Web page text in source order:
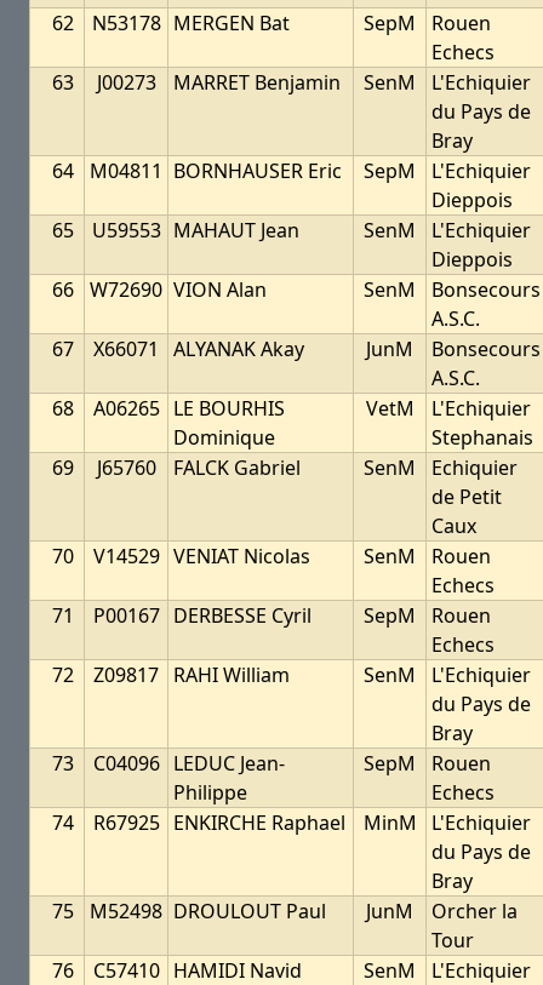
62
N53178 MERGEN Bat SepM
Rouen
Echecs
63
J00273 MARRET Benjamin SenM
L'Echiquier
du Pays de
Bray
64
M04811 BORNHAUSER Eric SepM
L'Echiquier
Dieppois
65
U59553 MAHAUT Jean SenM
L'Echiquier
Dieppois
66 W72690 VION Alan SenM
Bonsecours
A.S.C.
67
X66071 ALYANAK Akay JunM
Bonsecours
A.S.C.
68
A06265 LE BOURHIS
Dominique
VetM
L'Echiquier
Stephanais
69
J65760 FALCK Gabriel SenM
Echiquier
de Petit
Caux
70
V14529 VENIAT Nicolas SenM
Rouen
Echecs
71
P00167 DERBESSE Cyril SepM
Rouen
Echecs
72
Z09817 RAHI William SenM
L'Echiquier
du Pays de
Bray
73
C04096 LEDUC Jean-
Philippe
SepM
Rouen
Echecs
74
R67925 ENKIRCHE Raphael MinM
L'Echiquier
du Pays de
Bray
75
M52498 DROULOUT Paul JunM
Orcher la
Tour
76
C57410 HAMIDI Navid SenM
L'Echiquier